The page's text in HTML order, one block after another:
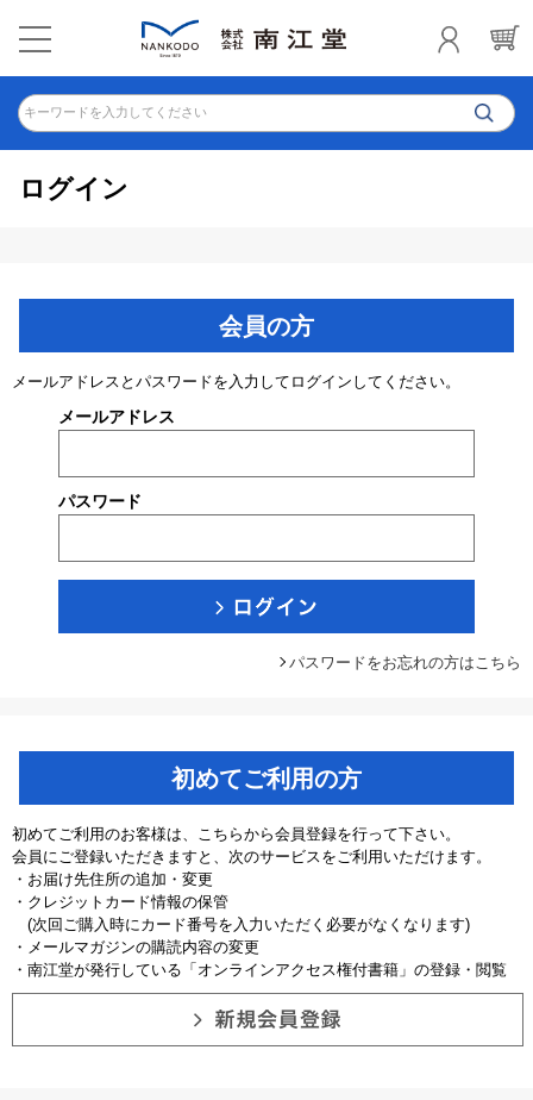
キーワードを入力してください
ログイン
会員の方
メールアドレスとパスワードを入力してログインしてください。
メールアドレス
パスワード
パスワードをお忘れの方はこちら
初めてご利用の方
初めてご利用のお客様は、こちらから会員登録を行って下さい。
会員にご登録いただきますと、次のサービスをご利用いただけます。
・お届け先住所の追加・変更
・クレジットカード情報の保管
(次回ご購入時にカード番号を入力いただく必要がなくなります)
・メールマガジンの購読内容の変更
・南江堂が発行している「オンラインアクセス権付書籍」の登録・閲覧